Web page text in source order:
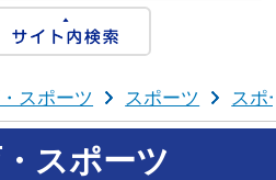
検索
スポーツ スポーツ スポ
スポーツ